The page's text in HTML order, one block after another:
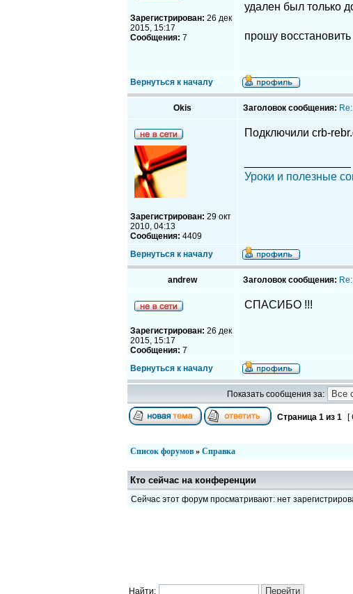
Зарегистрирован: 26 дек
2015, 15:17
Сообщения: 7
удален был только
прошу
Вернуться к началу
Okis Заголовок сообщения:
Зарегистрирован: 29 окт
2010, 04:13
Сообщения: 4409
Подключили crb-
Уроки и полезные
Вернуться к началу
andrew Заголовок сообщения:
Зарегистрирован: 26 дек
2015, 15:17
Сообщения: 7
СПАСИБО !!!
Вернуться к началу
Показать сообщения за:
Страница 1 из 1 [
Список форумов » Справка
Кто сейчас на конференции
Сейчас этот форум просматривают: нет
Найти: